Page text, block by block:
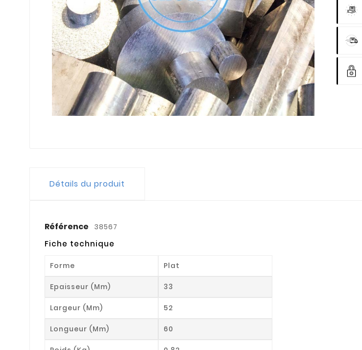
Détails du produit
Référence 38567
Fiche technique
Forme Plat
Epaisseur (mm) 33
Largeur (mm) 52
Longueur (mm) 60